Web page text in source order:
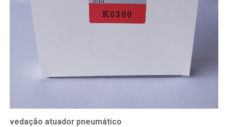
vedação atuador pneumático